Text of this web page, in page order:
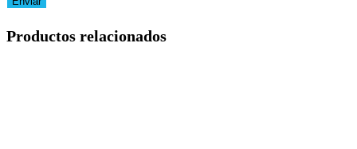
Productos relacionados